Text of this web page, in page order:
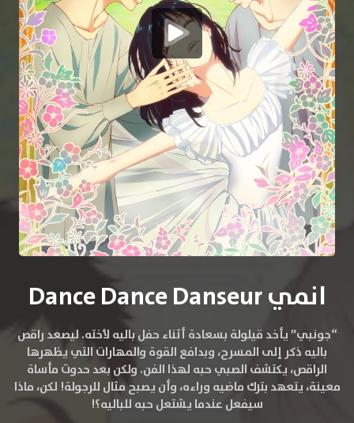
انمي Dance Dance Danseur
“جونبي” يأخد قيلولة بسعادة أثناء حفل باليه لأخته. ليصعد راقص
باليه ذكر إلى المسرح، وبدافع القوة والمهارات التي يظهرها
الراقص، يكتشف الصبي حبه لهذا الفن. ولكن بعد حدوث مأساة
معينة، يتعهد بترك ماضيه وراءه، وأن يصبح مثال للرجولة! لكن، ماذا
سيفعل عندما يشتعل حبه للباليه؟!